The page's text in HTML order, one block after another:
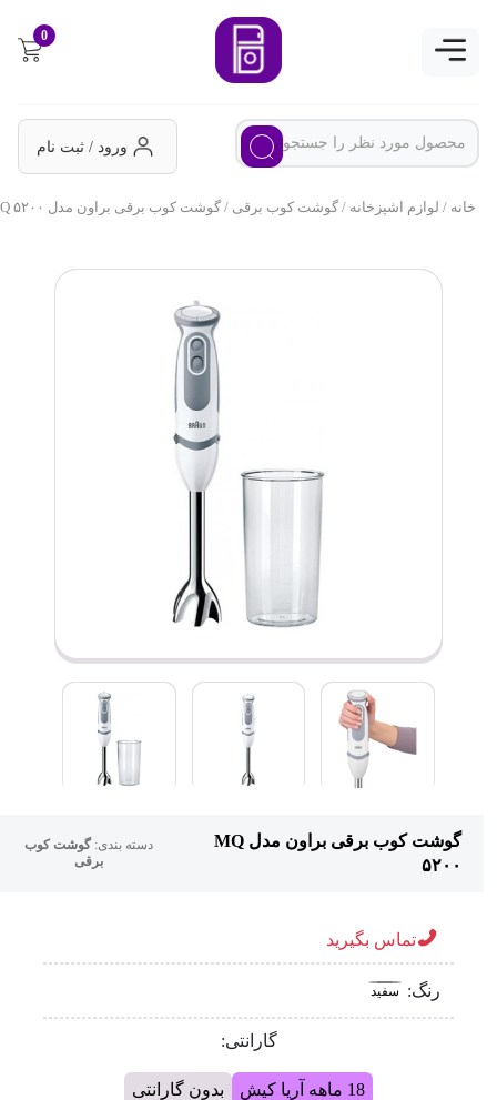
0
ورود / ثبت نام
خانه/لوازم اشپزخانه/گوشت کوب برقی/ گوشت کوب برقی براون مدل MQ ۵۲۰۰
گوشت کوب برقی براون مدل MQ
۵۲۰۰
دسته بندی:گوشت کوب
برقی
تماس بگیرید
رنگ: سفید
گارانتی:
18 ماهه آریا کیش بدون گارانتی